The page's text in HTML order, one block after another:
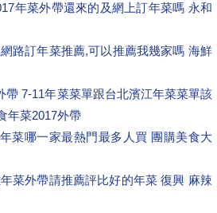
年菜外帶還來的及網上訂年菜嗎 永和
路訂年菜推薦,可以推薦我幾家嗎 海鮮
帶 7-11年菜菜單跟台北濱江年菜菜單該
年菜2017外帶
菜哪一家最熱門最多人買 團購美食大
菜外帶請推薦評比好的年菜 復興 麻辣